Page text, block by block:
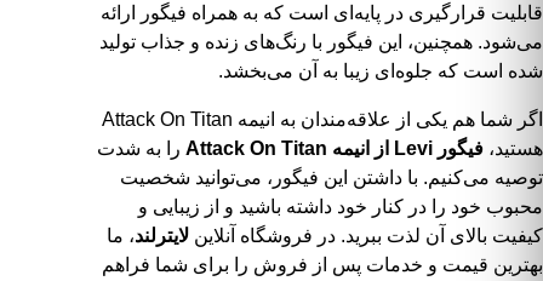
قابلیت قرارگیری در پایه‌ای است که به همراه فیگور ارائه
می‌شود. همچنین، این فیگور با رنگ‌های زنده و جذاب تولید
شده است که جلوه‌ای زیبا به آن می‌بخشد.
اگر شما هم یکی از علاقه‌مندان به انیمه Attack On Titan
هستید، فیگور Levi از انیمه Attack On Titan
را به شدت
توصیه می‌کنیم. با داشتن این فیگور، می‌توانید شخصیت
محبوب خود را در کنار خود داشته باشید و از زیبایی و
کیفیت بالای آن لذت ببرید. در فروشگاه آنلاین لایترلند، ما
بهترین قیمت و خدمات پس از فروش را برای شما فراهم